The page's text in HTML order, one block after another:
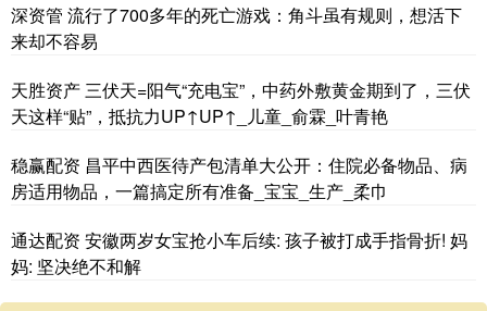
深资管 流行了700多年的死亡游戏：角斗虽有规则，想活下
来却不容易
天胜资产 三伏天=阳气“充电宝”，中药外敷黄金期到了，三伏
天这样“贴”，抵抗力UP↑UP↑_儿童_俞霖_叶青艳
稳赢配资 昌平中西医待产包清单大公开：住院必备物品、病
房适用物品，一篇搞定所有准备_宝宝_生产_柔巾
通达配资 安徽两岁女宝抢小车后续: 孩子被打成手指骨折! 妈
妈: 坚决绝不和解